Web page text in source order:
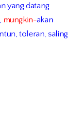
yang datang
mungkin-akan
toleran, saling